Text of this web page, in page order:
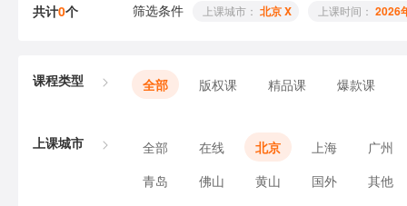
共计0个 筛选条件 上课城市： 北京 X 上课时间： 2026
课程类型 全部 版权课 精品课 爆款课
上课城市 全部 在线 北京 上海
广州
青岛
佛山 黄山 国外 其他